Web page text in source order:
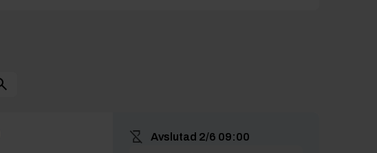
Avslutad 2/6 09:00